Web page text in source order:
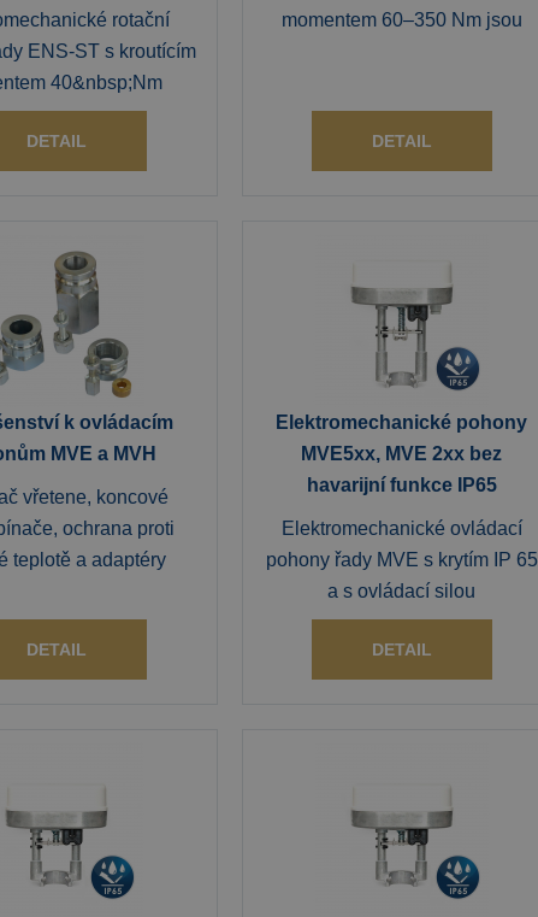
rotační
ENS-ST s kroutícím
40&nbsp;Nm
DETAIL
momentem 60–350 Nm jsou
DETAIL
k ovládacím
MVE a MVH
vřetene, koncové
ochrana proti
teplotě a adaptéry
DETAIL
Elektromechanické pohony
MVE5xx, MVE 2xx bez
havarijní funkce IP65
Elektromechanické ovládací
pohony řady MVE s krytím IP 65
a s ovládací silou
DETAIL